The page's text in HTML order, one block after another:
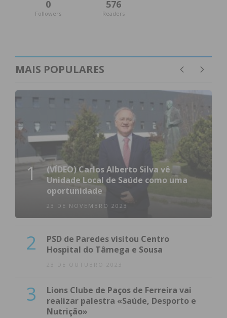
0
Followers
576
Readers
MAIS POPULARES
1
(VÍDEO) Carlos Alberto Silva vê
Unidade Local de Saúde como uma
oportunidade
23 DE NOVEMBRO 2023
2
PSD de Paredes visitou Centro
Hospital do Tâmega e Sousa
23 DE OUTUBRO 2023
3
Lions Clube de Paços de Ferreira vai
realizar palestra «Saúde, Desporto e
Nutrição»